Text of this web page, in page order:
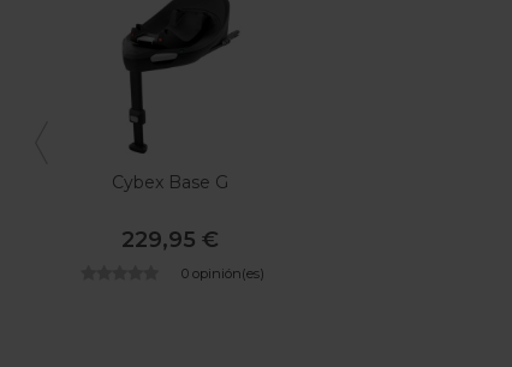
Cybex Base G
229,95 €
0 opinión(es)